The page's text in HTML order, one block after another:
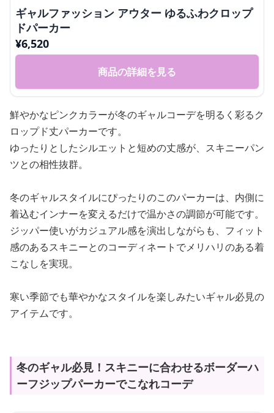
ギャルファッション アウター ゆるふわクロップ
ドパーカー
¥6,520
商品の詳細を見る
鮮やかなピンクカラーが冬のギャルコーデを明るく彩るク
ロップド丈パーカーです。
ゆったりとしたシルエットと短めの丈感が、スキニーパン
ツとの相性抜群。
冬のギャルスタイルにぴったりのこのパーカーは、内側に
着込むインナーを変えるだけで温かさの調節が可能です。
ジッパー使いがカジュアル感を演出しながらも、フィット
感のあるスキニーとのコーディネートでメリハリのある着
こなしを実現。
寒い季節でも華やかなスタイルを楽しみたいギャル必見の
アイテムです。
冬のギャル必見！スキニーに合わせるボーダーハ
ーフジップパーカーでこなれコーデ